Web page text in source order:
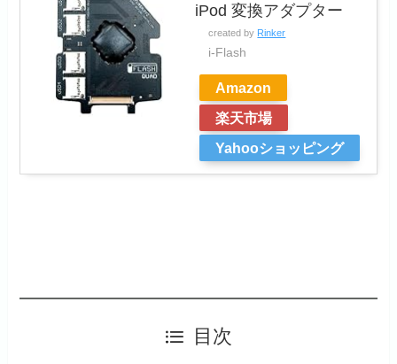
iPod 変換アダプター
created by Rinker
i-Flash
Amazon
楽天市場
Yahooショッピング
目次